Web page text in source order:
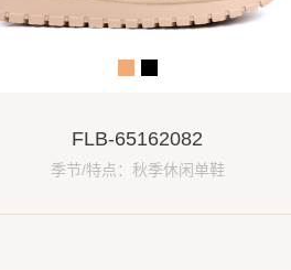
FLB-65162082
季节/特点：秋季休闲单鞋